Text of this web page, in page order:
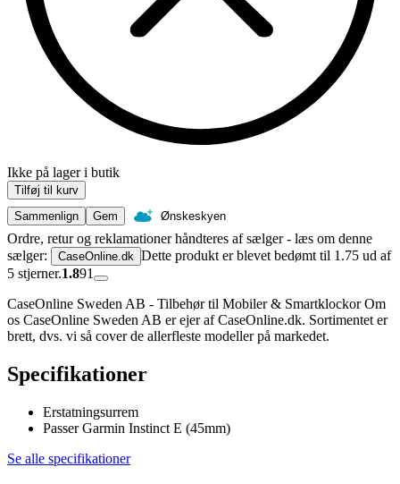
Ikke på lager i butik
Tilføj til kurv
Sammenlign
Gem Ønskeskyen
Ordre, retur og reklamationer håndteres af sælger - læs om denne
sælger:
CaseOnline.dk Dette produkt er blevet bedømt til 1.75 ud af
5 stjerner.1.891
CaseOnline Sweden AB - Tilbehør til Mobiler & Smartklockor Om
os CaseOnline Sweden AB er ejer af CaseOnline.dk. Sortimentet er
brett, dvs. vi så cover de allerfleste modeller på markedet.
Specifikationer
Erstatningsurrem
Passer Garmin Instinct E (45mm)
Se alle specifikationer